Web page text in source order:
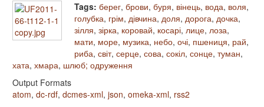
Tags: берег, брови, буря, вінець, вода, воля,
голубка, грім, дівчина, доля, дорога, дочка,
зілля, зірка, коровай, косарі, лице, лоза,
мати, море, музика, небо, очі, пшениця, рай,
риба, світ, серце, сова, сокіл, сонце, туман,
хата, хмара, шлюб; одруження
Output Formats
atom, dc-rdf, dcmes-xml, json, omeka-xml, rss2